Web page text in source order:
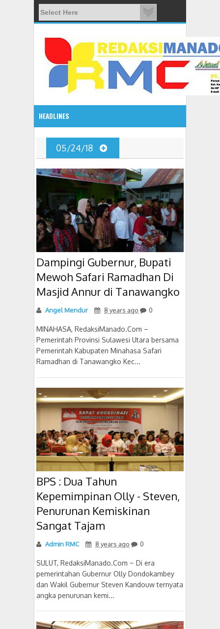
HEADLINES
08:03 AM
ADVETORIAL JONRU GANTIKAN MONO PIMPIN DPRD
05/24/18
Dampingi Gubernur, Bupati
Mewoh Safari Ramadhan Di
Masjid Annur di Tanawangko
Angel Mendur 8 years ago 0
MINAHASA, RedaksiManado.Com –
Pemerintah Provinsi Sulawesi Utara bersama
Pemerintah Kabupaten Minahasa Safari
Ramadhan di Tanawangko Kec...
BPS : Dua Tahun
Kepemimpinan Olly - Steven,
Penurunan Kemiskinan
Sangat Tajam
Admin RMC 8 years ago 0
SULUT, RedaksiManado.Com ~ Di era
pemerintahan Gubernur Olly Dondokambey
dan Wakil Gubernur Steven Kandouw ternyata
angka penurunan kemi...